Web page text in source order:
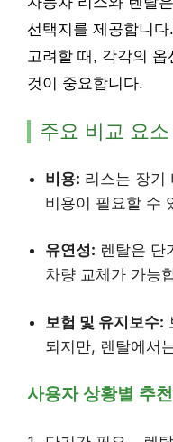
선택지를 제공합니
고려할 때, 각각의
것이 중요합니다.
주요 비교 요소
비용: 리스는 장기
비용이 필요할 수
유연성: 렌탈은 단
차량 교체가 가능
보험 및 유지보수:
되지만, 렌탈에서
사용자 상황별 추천